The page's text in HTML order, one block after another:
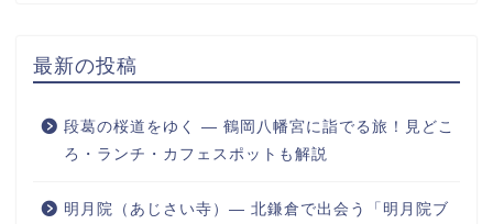
最新の投稿
段葛の桜道をゆく ― 鶴岡八幡宮に詣でる旅！見どこ
ろ・ランチ・カフェスポットも解説
明月院（あじさい寺）― 北鎌倉で出会う「明月院ブ